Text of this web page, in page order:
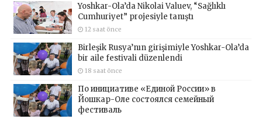
Yoshkar-Ola’da Nikolai Valuev, “Sağlıklı
Cumhuriyet” projesiyle tanıştı
12 saat önce
Birleşik Rusya’nın girişimiyle Yoshkar-Ola’da
bir aile festivali düzenlendi
18 saat önce
По инициативе «Единой России» в
Йошкар-Оле состоялся семейный
фестиваль